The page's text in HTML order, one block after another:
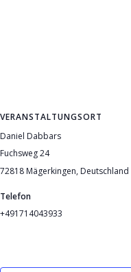
VERANSTALTUNGSORT
Daniel Dabbars
Fuchsweg 24
72818 Mägerkingen, Deutschland
Telefon
+491714043933